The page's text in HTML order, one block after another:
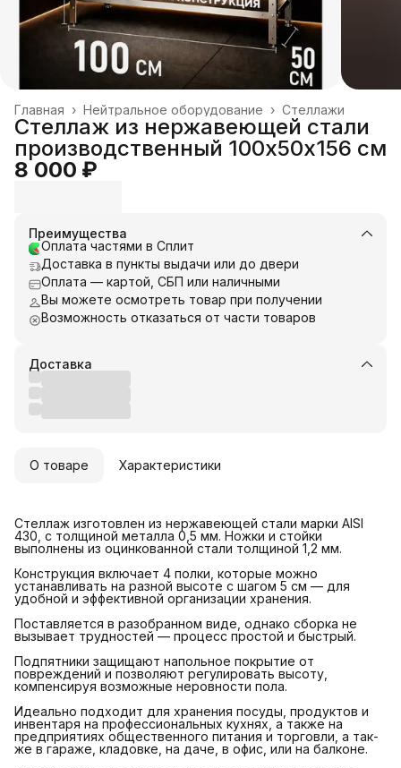
Стеллажи
Нейтральное оборудование ›
Главная ›
Стеллаж из нержавеющей стали
производственный 100х50х156 см
8 000 ₽
Преимущества
Оплата частями в Сплит
Доставка в пункты выдачи или до двери
Оплата — картой, СБП или наличными
Вы можете осмотреть товар при получении
Возможность отказаться от части товаров
Доставка
О товаре Характеристики
Стеллаж изготовлен из нержавеющей стали марки AISI
430, с толщиной металла 0,5 мм. Ножки и стойки
выполнены из оцинкованной стали толщиной 1,2 мм.
Конструкция включает 4 полки, которые можно
устанавливать на разной высоте с шагом 5 см — для
удобной и эффективной организации хранения.
Поставляется в разобранном виде, однако сборка не
вызывает трудностей — процесс простой и быстрый.
Подпятники защищают напольное покрытие от
повреждений и позволяют регулировать высоту,
компенсируя возможные неровности пола.
Идеально подходит для хранения посуды, продуктов и
инвентаря на профессиональных кухнях, а также на
предприятиях общественного питания и торговли, а так-
же в гараже, кладовке, на даче, в офис, или на балконе.